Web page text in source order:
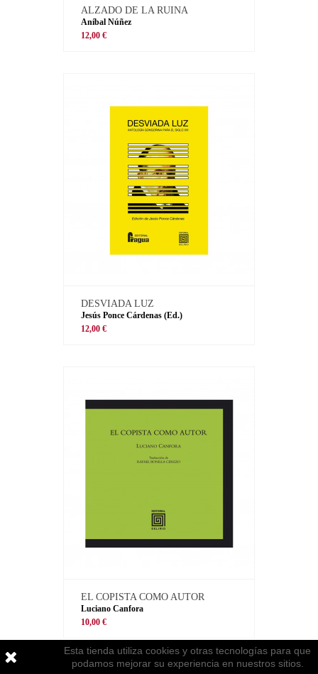
ALZADO DE LA RUINA
Aníbal Núñez
12,00 €
DESVIADA LUZ
Jesús Ponce Cárdenas (Ed.)
12,00 €
EL COPISTA COMO AUTOR
Luciano Canfora
10,00 €
Esta tienda utiliza cookies y otras tecnologías para que
podamos mejorar su experiencia en nuestros sitios.